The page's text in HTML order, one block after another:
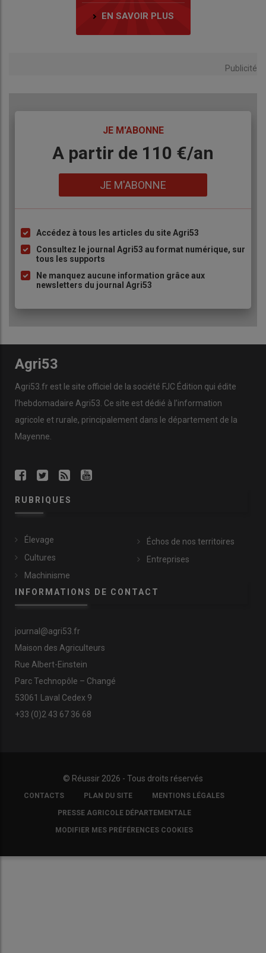
EN SAVOIR PLUS
Publicité
JE M'ABONNE
BodyA partir de 110 €/an
JE M'ABONNE
Liste
à
puce
Accédez à tous les articles du site Agri53
Consultez le journal Agri53 au format numérique, sur
tous les supports
Ne manquez aucune information grâce aux
newsletters du journal Agri53
Agri53
Agri53.fr est le site officiel de la société FJC Édition qui édite
l’hebdomadaire Agri53. Ce site est dédié à l’information
agricole et rurale, principalement dans le département de la
Mayenne.
RUBRIQUES
Élevage
Cultures
Machinisme
Échos de nos territoires
Entreprises
INFORMATIONS DE CONTACT
journal@agri53.fr
Maison des Agriculteurs
Rue Albert-Einstein
Parc Technopôle – Changé
53061 Laval Cedex 9
+33 (0)2 43 67 36 68
© Réussir 2026 - Tous droits réservés
FOOTER
COPYRIGHT
CONTACTS PLAN DU SITE MENTIONS LÉGALES
PRESSE AGRICOLE DÉPARTEMENTALE
MODIFIER MES PRÉFÉRENCES COOKIES